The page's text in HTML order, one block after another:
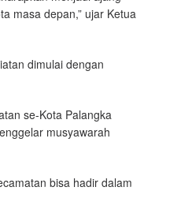
masa depan,” ujar Ketua
dimulai dengan
se-Kota Palangka
musyawarah
bisa hadir dalam